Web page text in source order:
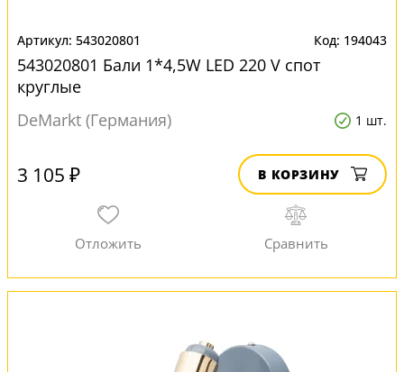
543020801 194043
543020801 Бали 1*4,5W LED 220 V спот
круглые
DeMarkt (Германия)
1 шт.
3 105 ₽ В КОРЗИНУ